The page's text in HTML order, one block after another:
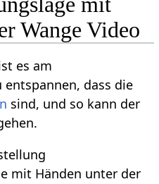
Wange Video
es am
dass die
sind, und so kann der
mit Händen unter der